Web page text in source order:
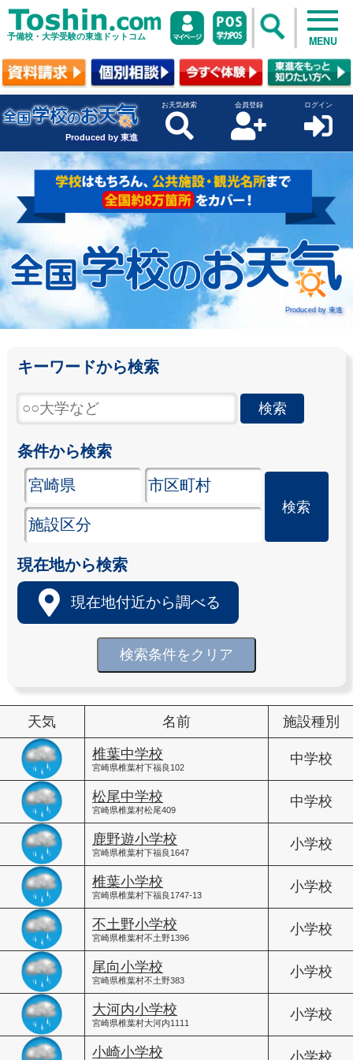
予備校・大学受験の東進ドットコム MENU
Produced by 東進
お天気検索 会員登録 ログイン
Produced by 東進
キーワードから検索
条件から検索
現在地から検索
現在地付近から調べる
検索条件をクリア
天気 名前 施設種別
椎葉中学校
宮崎県椎葉村下福良102
中学校
松尾中学校
宮崎県椎葉村松尾409
中学校
鹿野遊小学校
宮崎県椎葉村下福良1647
小学校
椎葉小学校
宮崎県椎葉村下福良1747-13
小学校
不土野小学校
宮崎県椎葉村不土野1396
小学校
尾向小学校
宮崎県椎葉村不土野383
小学校
大河内小学校
宮崎県椎葉村大河内1111
小学校
小崎小学校